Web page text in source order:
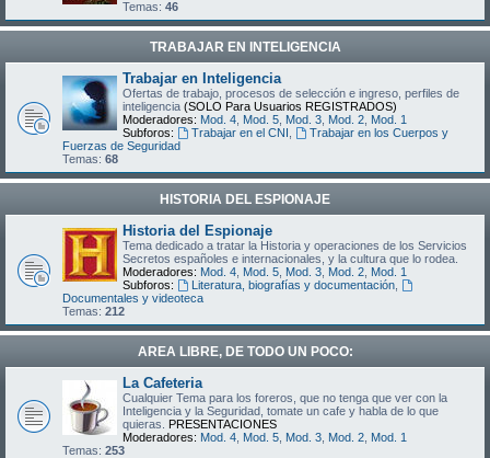
Temas: 46
TRABAJAR EN INTELIGENCIA
Trabajar en Inteligencia
Ofertas de trabajo, procesos de selección e ingreso, perfiles de
inteligencia (SOLO Para Usuarios REGISTRADOS)
Moderadores: Mod. 4 Mod. 5 Mod. 3 Mod. 2 Mod. 1
Subforos:
Trabajar en el CNI
Trabajar en los Cuerpos y
Fuerzas de Seguridad
Temas: 68
HISTORIA DEL ESPIONAJE
Historia del Espionaje
Tema dedicado a tratar la Historia y operaciones de los Servicios
Secretos españoles e internacionales, y la cultura que lo rodea.
Moderadores: Mod. 4 Mod. 5 Mod. 3 Mod. 2 Mod. 1
Subforos:
Literatura, biografías y documentación,
Documentales y videoteca
Temas: 212
AREA LIBRE, DE TODO UN POCO:
La Cafeteria
Cualquier Tema para los foreros, que no tenga que ver con la
Inteligencia y la Seguridad, tomate un cafe y habla de lo que
quieras. PRESENTACIONES
Moderadores: Mod. 4 Mod. 5 Mod. 3 Mod. 2 Mod. 1
Temas: 253